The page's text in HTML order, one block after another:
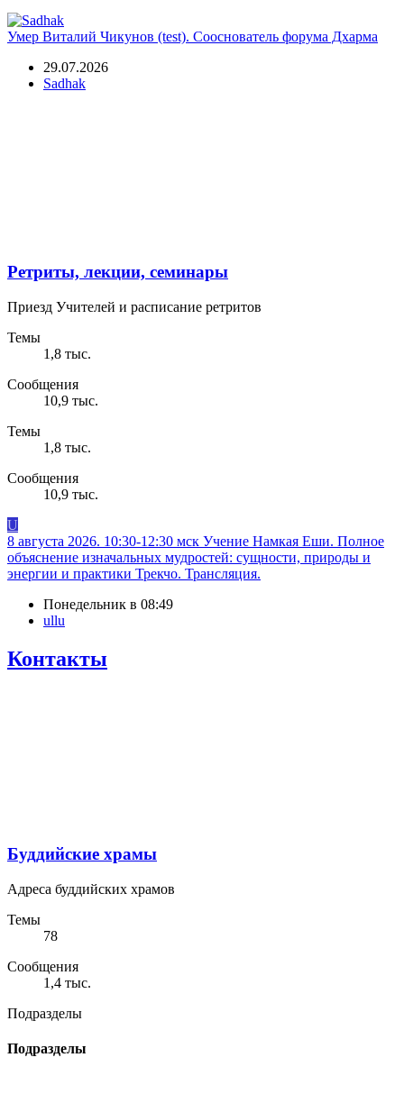
Умер Виталий Чикунов (test). Сооснователь форума Дхарма
29.07.2026
Sadhak
Ретриты, лекции, семинары
Приезд Учителей и расписание ретритов
Темы
1,8 тыс.
Сообщения
10,9 тыс.
Темы
1,8 тыс.
Сообщения
10,9 тыс.
U
8 августа 2026. 10:30-12:30 мск Учение Намкая Еши. Полное
объяснение изначальных мудростей: сущности, природы и
энергии и практики Трекчо. Трансляция.
Понедельник в 08:49
ullu
Контакты
Буддийские храмы
Адреса буддийских храмов
Темы
78
Сообщения
1,4 тыс.
Подразделы
Подразделы